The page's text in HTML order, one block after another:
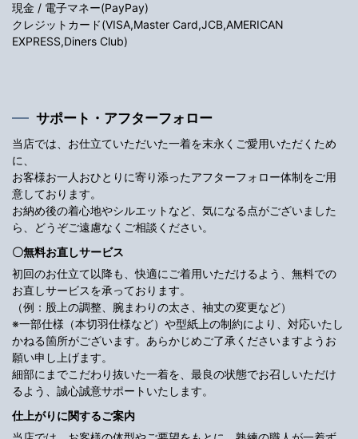
現金 / 電子マネー(PayPay)
クレジットカード(VISA,Master Card,JCB,AMERICAN
EXPRESS,Diners Club)
サポート・アフターフォロー
当店では、お仕立ていただいた一着を末永くご愛用いただくため
に、
お客様お一人おひとりに寄り添ったアフターフォロー体制をご用
意しております。
お納め後の着心地やシルエットなど、気になる点がございました
ら、どうぞご遠慮なくご相談ください。
〇無料お直しサービス
初回のお仕立て以降も、快適にご着用いただけるよう、無料での
お直しサービスを承っております。
（例：股上の調整、腕まわりの太さ、袖丈の変更など）
※一部仕様（本切羽仕様など）や型紙上の制約により、対応いたし
かねる箇所がございます。あらかじめご了承くださいますようお
願い申し上げます。
細部にまでこだわり抜いた一着を、最良の状態でお召しいただけ
るよう、誠心誠意サポートいたします。
仕上がりに関するご案内